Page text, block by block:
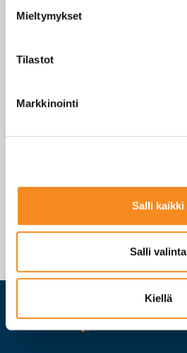
Mieltymykset
Tilastot
Markkinointi
Salli kaikki
Salli valinta
Kiellä
4B6-D2-E